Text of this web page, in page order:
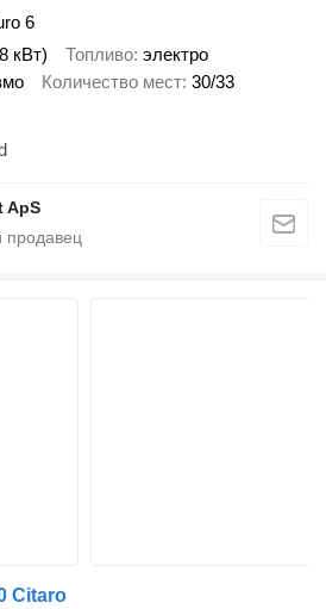
6
кВт) Топливо электро
Количество мест 30/33
ApS
Citaro